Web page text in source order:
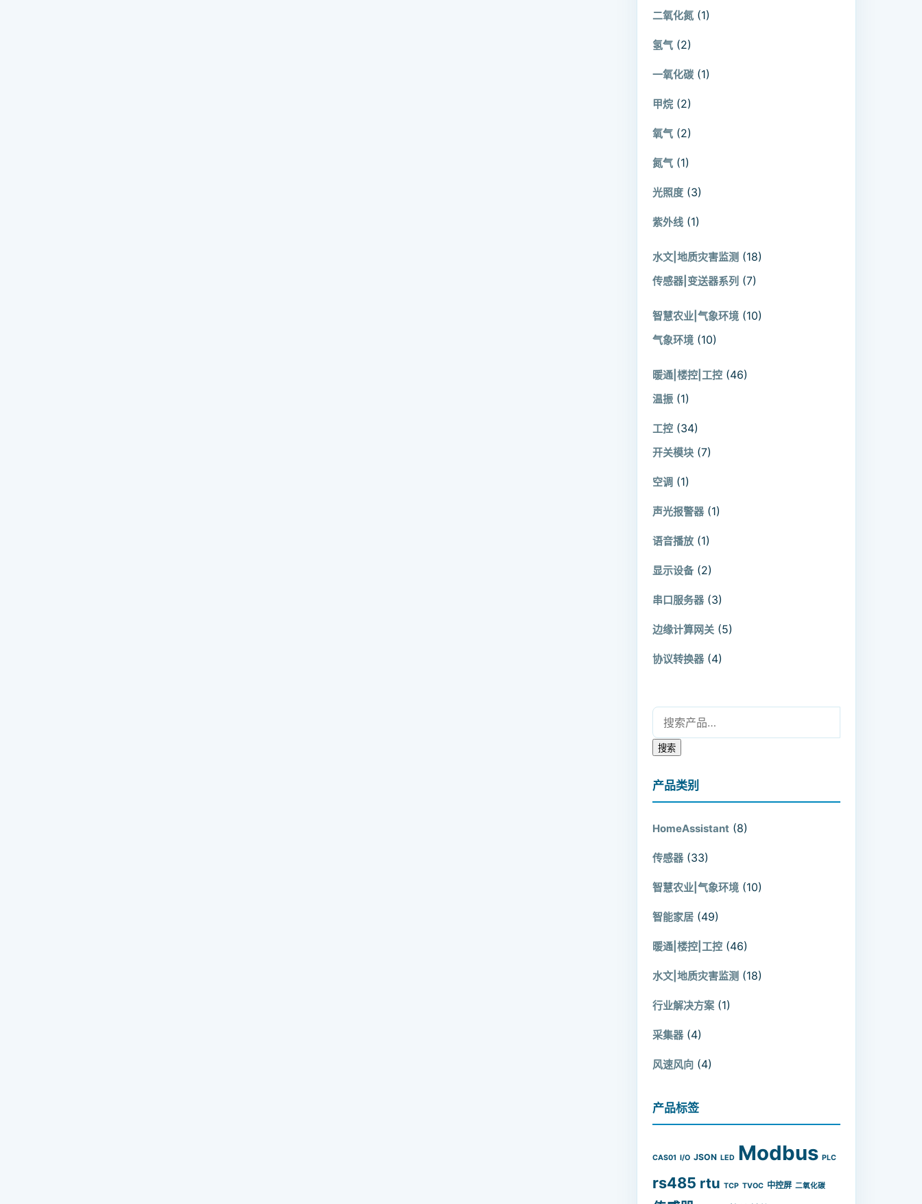
二氧化氮 (1)
氢气 (2)
一氧化碳 (1)
甲烷 (2)
氧气 (2)
氮气 (1)
光照度 (3)
紫外线 (1)
水文|地质灾害监测 (18)
传感器|变送器系列 (7)
智慧农业|气象环境 (10)
气象环境 (10)
暖通|楼控|工控 (46)
温振 (1)
工控 (34)
开关模块 (7)
空调 (1)
声光报警器 (1)
语音播放 (1)
显示设备 (2)
串口服务器 (3)
边缘计算网关 (5)
协议转换器 (4)
搜索：
搜索
产品类别
HomeAssistant (8)
传感器 (33)
智慧农业|气象环境 (10)
智能家居 (49)
暖通|楼控|工控 (46)
水文|地质灾害监测 (18)
行业解决方案 (1)
采集器 (4)
风速风向 (4)
产品标签
CAS01 I/O JSON LED Modbus PLC
rs485 rtu TCP TVOC 中控屏 二氧化碳